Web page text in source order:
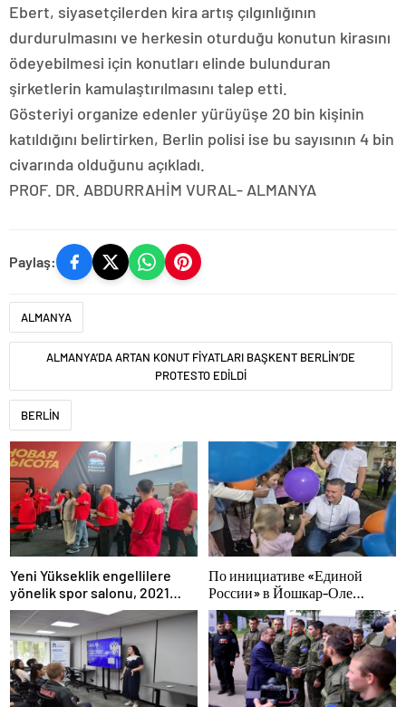
Ebert, siyasetçilerden kira artış çılgınlığının
durdurulmasını ve herkesin oturduğu konutun kirasını
ödeyebilmesi için konutları elinde bulunduran
şirketlerin kamulaştırılmasını talep etti.
Gösteriyi organize edenler yürüyüşe 20 bin kişinin
katıldığını belirtirken, Berlin polisi ise bu sayısının 4 bin
civarında olduğunu açıkladı.
PROF. DR. ABDURRAHİM VURAL- ALMANYA
Paylaş:
ALMANYA
ALMANYA’DA ARTAN KONUT FİYATLARI BAŞKENT BERLİN’DE
PROTESTO EDİLDİ
BERLİN
Yeni Yükseklik engellilere
yönelik spor salonu, 2021
Birleşik Rusya Halk Programı
kapsamında Saratov’da açıldı
По инициативе «Единой
России» в Йошкар-Оле
состоялся семейный
фестиваль